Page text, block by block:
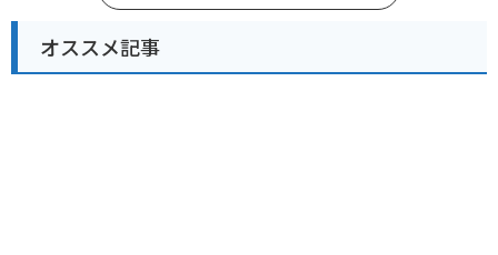
オススメ記事